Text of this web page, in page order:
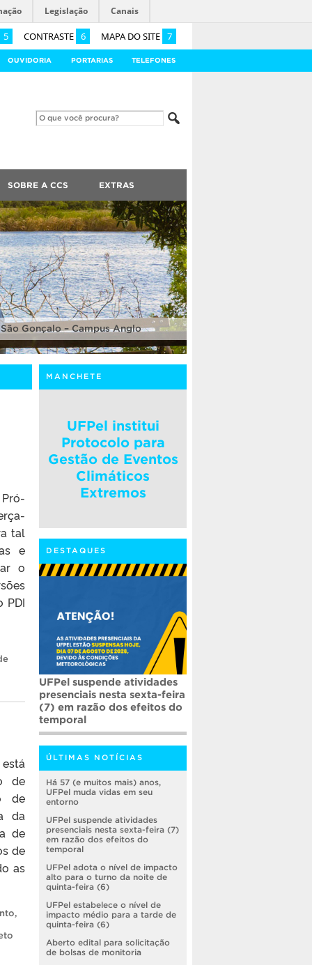
5 CONTRASTE 6 MAPA DO SITE 7
Legislação Canais
OUVIDORIA PORTARIAS TELEFONES
SOBRE A CCS EXTRAS
Gonçalo – Campus Anglo
tal
e
o
PDI
de
de
da
de
de
as
,
MANCHETE
UFPel institui
Protocolo para
Gestão de Eventos
Climáticos
Extremos
DESTAQUES
UFPel suspende atividades
presenciais nesta sexta-feira
(7) em razão dos efeitos do
temporal
ÚLTIMAS NOTÍCIAS
Há 57 (e muitos mais) anos,
UFPel muda vidas em seu
entorno
UFPel suspende atividades
presenciais nesta sexta-feira (7)
em razão dos efeitos do
temporal
UFPel adota o nível de impacto
alto para o turno da noite de
quinta-feira (6)
UFPel estabelece o nível de
impacto médio para a tarde de
quinta-feira (6)
Aberto edital para solicitação
de bolsas de monitoria